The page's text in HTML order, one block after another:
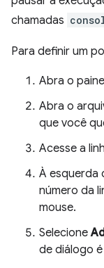
chamadas
Para definir um
Abra o
Abra o
que você
Acesse a
À esquerda
número da
mouse.
Selecione
de diálogo